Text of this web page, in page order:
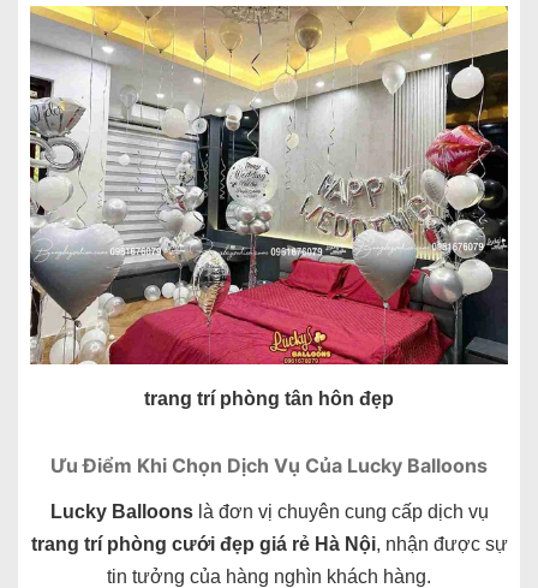
trang trí phòng tân hôn đẹp
Ưu Điểm Khi Chọn Dịch Vụ Của Lucky Balloons
Lucky Balloonslà đơn vị chuyên cung cấp dịch vụ
trang trí phòng cưới đẹp giá rẻ Hà Nội, nhận được sự
tin tưởng của hàng nghìn khách hàng.